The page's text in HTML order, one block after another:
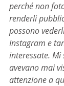
perché non
renderli
possono
Instagram e
interessate. Mi
avevano mai
attenzione a